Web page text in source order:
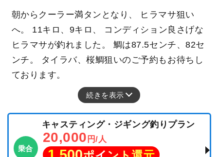
朝からクーラー満タンとなり、 ヒラマサ狙い
へ。 11キロ、9キロ、 コンディション良さげな
ヒラマサが釣れました。 鯛は87.5センチ、82セ
ンチ。 タイラバ、桜鯛狙いのご予約もお待ちし
ております。
続きを表示
乗合
キャスティング・ジギング釣りプラン
20,000 円/人